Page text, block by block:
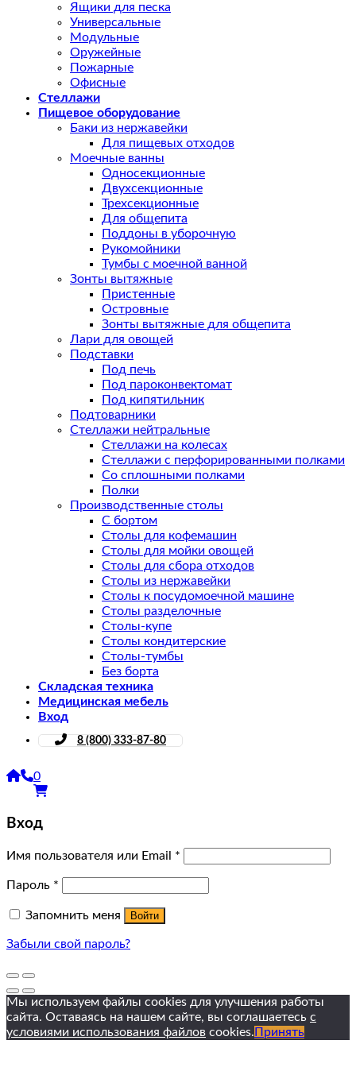
Ящики для песка
Универсальные
Модульные
Оружейные
Пожарные
Офисные
Стеллажи
Пищевое оборудование
Баки из нержавейки
Для пищевых отходов
Моечные ванны
Односекционные
Двухсекционные
Трехсекционные
Для общепита
Поддоны в уборочную
Рукомойники
Тумбы с моечной ванной
Зонты вытяжные
Пристенные
Островные
Зонты вытяжные для общепита
Лари для овощей
Подставки
Под печь
Под пароконвектомат
Под кипятильник
Подтоварники
Стеллажи нейтральные
Стеллажи на колесах
Стеллажи с перфорированными полками
Со сплошными полками
Полки
Производственные столы
С бортом
Столы для кофемашин
Столы для мойки овощей
Столы для сбора отходов
Столы из нержавейки
Столы к посудомоечной машине
Столы разделочные
Столы-купе
Столы кондитерские
Столы-тумбы
Без борта
Складская техника
Медицинская мебель
Вход
8 (800) 333-87-80
0
Вход
Имя пользователя или Email *
Пароль *
Запомнить меня Войти
Забыли свой пароль?
Мы используем файлы cookies для улучшения работы
сайта. Оставаясь на нашем сайте, вы соглашаетесь с
условиями использования файлов cookies. Принять